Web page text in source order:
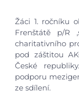
Žáci 1. ročníku
Frenštátě p/R
charitativního
pod záštitou
České
podporu
ze sdílení.